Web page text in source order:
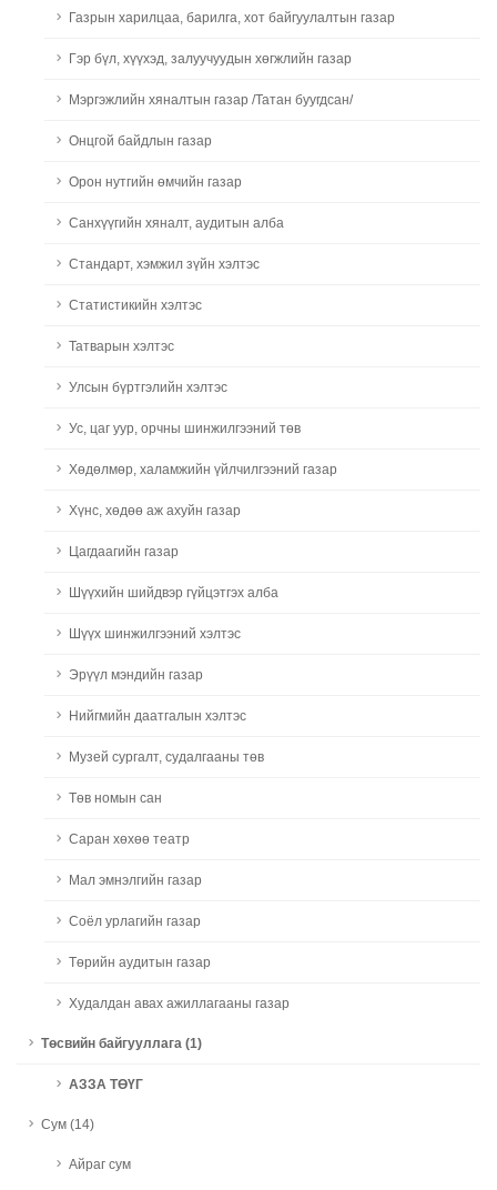
Газрын харилцаа, барилга, хот байгуулалтын газар
Гэр бүл, хүүхэд, залуучуудын хөгжлийн газар
Мэргэжлийн хяналтын газар /Татан буугдсан/
Онцгой байдлын газар
Орон нутгийн өмчийн газар
Санхүүгийн хяналт, аудитын алба
Стандарт, хэмжил зүйн хэлтэс
Статистикийн хэлтэс
Татварын хэлтэс
Улсын бүртгэлийн хэлтэс
Ус, цаг уур, орчны шинжилгээний төв
Хөдөлмөр, халамжийн үйлчилгээний газар
Хүнс, хөдөө аж ахуйн газар
Цагдаагийн газар
Шүүхийн шийдвэр гүйцэтгэх алба
Шүүх шинжилгээний хэлтэс
Эрүүл мэндийн газар
Нийгмийн даатгалын хэлтэс
Музей сургалт, судалгааны төв
Төв номын сан
Саран хөхөө театр
Мал эмнэлгийн газар
Соёл урлагийн газар
Төрийн аудитын газар
Худалдан авах ажиллагааны газар
Төсвийн байгууллага (1)
АЗЗА ТӨҮГ
Сум (14)
Айраг сум